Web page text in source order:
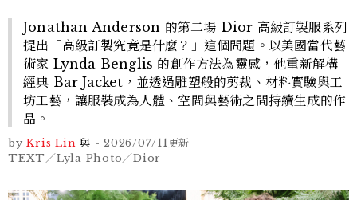
Jonathan Anderson 的第二場 Dior 高級訂製服系列
提出「高級訂製究竟是什麼？」這個問題。以美國當代藝
術家 Lynda Benglis 的創作方法為靈感，他重新解構
經典 Bar Jacket，並透過雕塑般的剪裁、材料實驗與工
坊工藝，讓服裝成為人體、空間與藝術之間持續生成的作
品。
by Kris Lin 與 - 2026/07/11更新
TEXT／Lyla Photo／Dior